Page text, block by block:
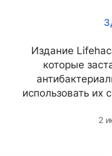
Издание
которые
использовать их
2